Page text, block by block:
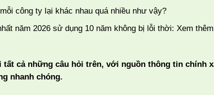
công ty lại khác nhau quá nhiều như vậy?
năm 2026 sử dụng 10 năm không bị lỗi thời: Xem
tất cả những câu hỏi trên, với nguồn thông tin chính
nhanh chóng.